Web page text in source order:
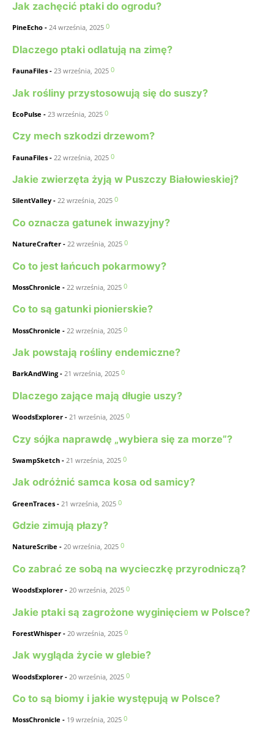
Jak zachęcić ptaki do ogrodu?
PineEcho - 24 września, 2025 0
Dlaczego ptaki odlatują na zimę?
FaunaFiles - 23 września, 2025 0
Jak rośliny przystosowują się do suszy?
EcoPulse - 23 września, 2025 0
Czy mech szkodzi drzewom?
FaunaFiles - 22 września, 2025 0
Jakie zwierzęta żyją w Puszczy Białowieskiej?
SilentValley - 22 września, 2025 0
Co oznacza gatunek inwazyjny?
NatureCrafter - 22 września, 2025 0
Co to jest łańcuch pokarmowy?
MossChronicle - 22 września, 2025 0
Co to są gatunki pionierskie?
MossChronicle - 22 września, 2025 0
Jak powstają rośliny endemiczne?
BarkAndWing - 21 września, 2025 0
Dlaczego zające mają długie uszy?
WoodsExplorer - 21 września, 2025 0
Czy sójka naprawdę „wybiera się za morze”?
SwampSketch - 21 września, 2025 0
Jak odróżnić samca kosa od samicy?
GreenTraces - 21 września, 2025 0
Gdzie zimują płazy?
NatureScribe - 20 września, 2025 0
Co zabrać ze sobą na wycieczkę przyrodniczą?
WoodsExplorer - 20 września, 2025 0
Jakie ptaki są zagrożone wyginięciem w Polsce?
ForestWhisper - 20 września, 2025 0
Jak wygląda życie w glebie?
WoodsExplorer - 20 września, 2025 0
Co to są biomy i jakie występują w Polsce?
MossChronicle - 19 września, 2025 0